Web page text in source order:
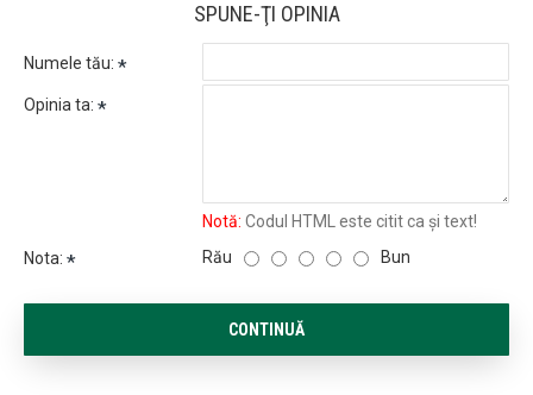
SPUNE-ŢI OPINIA
Numele tău:
Opinia ta:
Notă: Codul HTML este citit ca şi text!
Nota:
Rău Bun
CONTINUĂ